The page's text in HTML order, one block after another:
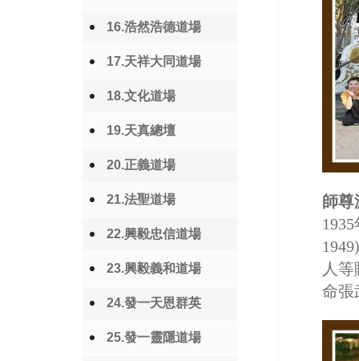
16.浩然浩德道場
17.天祥大同道場
18.文化道場
19.天真總壇
20.正義道場
21.法聖道場
22.興毅忠信道場
23.興毅義和道場
24.發一天恩群英
25.發一靈隱道場
師尊
人
命張